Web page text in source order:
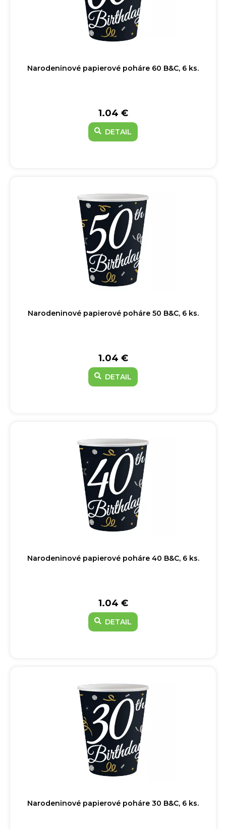
Narodeninové papierové poháre 60 B&C, 6 ks.
1.04 €
DETAIL
Narodeninové papierové poháre 50 B&C, 6 ks.
1.04 €
DETAIL
Narodeninové papierové poháre 40 B&C, 6 ks.
1.04 €
DETAIL
Narodeninové papierové poháre 30 B&C, 6 ks.